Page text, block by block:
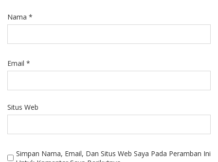
Nama *
Email *
Situs Web
Simpan Nama, Email, Dan Situs Web Saya Pada Peramban Ini